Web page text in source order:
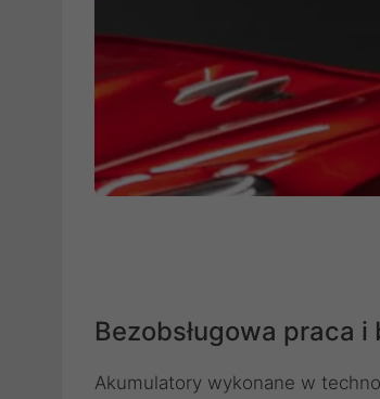
Bezobsługowa praca
Akumulatory wykonane w